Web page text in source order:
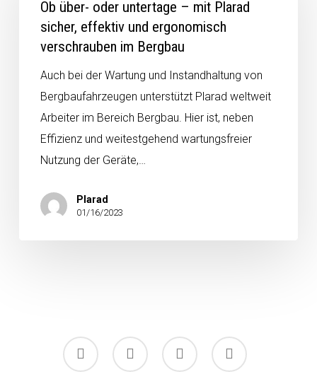
Ob über- oder untertage – mit Plarad
sicher, effektiv und ergonomisch
verschrauben im Bergbau
Auch bei der Wartung und Instandhaltung von
Bergbaufahrzeugen unterstützt Plarad weltweit
Arbeiter im Bereich Bergbau. Hier ist, neben
Effizienz und weitestgehend wartungsfreier
Nutzung der Geräte,…
Plarad
01/16/2023
facebook linkedin youtube instagram